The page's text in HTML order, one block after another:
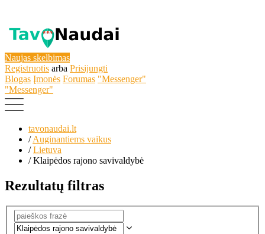
Naujas skelbimas
Registruotis arba Prisijungti
Blogas Įmonės Forumas "Messenger"
"Messenger"
tavonaudai.lt
/Auginantiems vaikus
/Lietuva
/Klaipėdos rajono savivaldybė
Rezultatų filtras